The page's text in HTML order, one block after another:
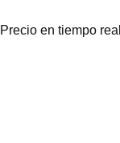
Precio en tiempo